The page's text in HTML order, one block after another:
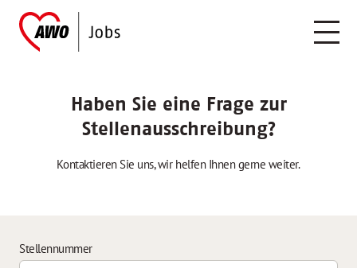
Haben Sie eine Frage zur
Stellenausschreibung?
Kontaktieren Sie uns, wir helfen Ihnen gerne weiter.
Stellennummer